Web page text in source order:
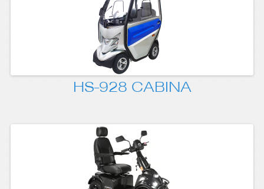
HS-928 CABINA